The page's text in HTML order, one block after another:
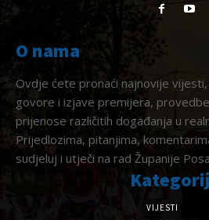
O nama
Ovdje ćete pronaći najnovije
govore i izjave premijera,
prijenose različitih događanja u
Prijedlozima, pitanjima,
sudjeluj i utječi na rad Županije
VIJESTI